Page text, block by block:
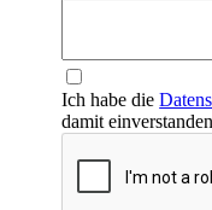
Ich habe die
damit